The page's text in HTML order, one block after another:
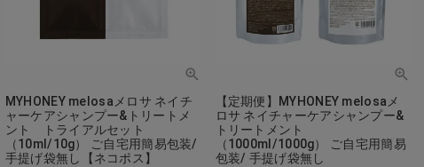
MYHONEY melosaメロサ ネイチ
ャーケアシャンプー&トリートメ
ント トライアルセット
（10ml/10g） ご自宅用簡易包装/
手提げ袋無し【ネコポス】
【定期便】MYHONEY melosaメ
ロサ ネイチャーケアシャンプー&
トリートメント
（1000ml/1000g） ご自宅用簡易
包装/ 手提げ袋無し